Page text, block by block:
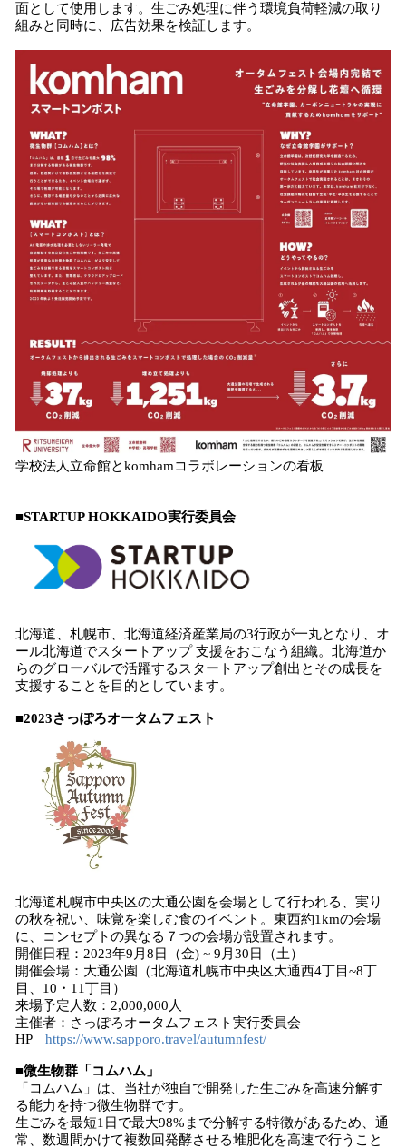
面として使用します。生ごみ処理に伴う環境負荷軽減の取り
組みと同時に、広告効果を検証します。
学校法人立命館とkomhamコラボレーションの看板
■STARTUP HOKKAIDO実行委員会
北海道、札幌市、北海道経済産業局の3行政が一丸となり、オ
ール北海道でスタートアップ 支援をおこなう組織。北海道か
らのグローバルで活躍するスタートアップ創出とその成長を
支援することを目的としています。
■2023さっぽろオータムフェスト
北海道札幌市中央区の大通公園を会場として行われる、実り
の秋を祝い、味覚を楽しむ食のイベント。東西約1kmの会場
に、コンセプトの異なる７つの会場が設置されます。
開催日程：2023年9月8日（金) ~ 9月30日（土）
開催会場：大通公園（北海道札幌市中央区大通西4丁目~8丁
目、10・11丁目）
来場予定人数：2,000,000人
主催者：さっぽろオータムフェスト実行委員会
HP https://www.sapporo.travel/autumnfest/
■微生物群「コムハム」
「コムハム」は、当社が独自で開発した生ごみを高速分解す
る能力を持つ微生物群です。
生ごみを最短1日で最大98%まで分解する特徴があるため、通
常、数週間かけて複数回発酵させる堆肥化を高速で行うこと